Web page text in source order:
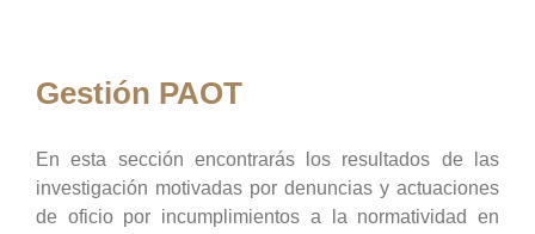
Gestión PAOT
En esta sección encontrarás los resultados de las
investigación motivadas por denuncias y actuaciones
de oficio por incumplimientos a la normatividad en